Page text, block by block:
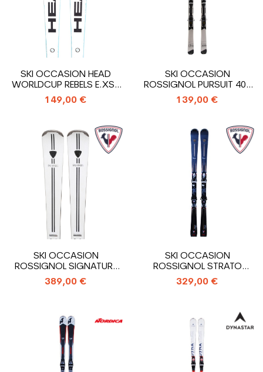
SKI OCCASION HEAD
WORLDCUP REBELS E.XSR
+ FIXATIONS
149,00 €
SKI OCCASION
ROSSIGNOL PURSUIT 400
LTD + FIXATIONS
139,00 €
SKI OCCASION
ROSSIGNOL SIGNATURE
PALMARES + FIXATIONS
389,00 €
SKI OCCASION
ROSSIGNOL STRATO
EDITION + FIXATIONS
329,00 €